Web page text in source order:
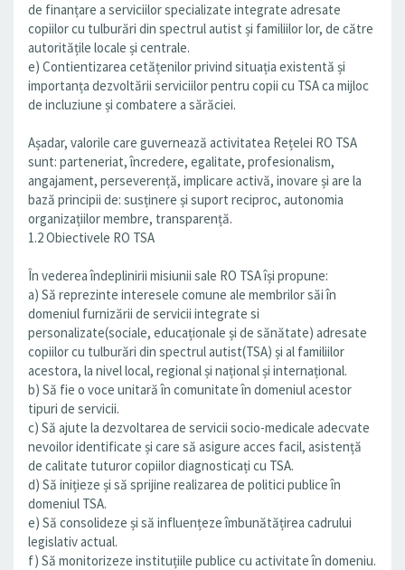
de finanțare a serviciilor specializate integrate adresate
copiilor cu tulburări din spectrul autist și familiilor lor, de către
autoritățile locale și centrale.
e) Contientizarea cetățenilor privind situația existentă și
importanța dezvoltării serviciilor pentru copii cu TSA ca mijloc
de incluziune și combatere a sărăciei.
Așadar, valorile care guvernează activitatea Rețelei RO TSA
sunt: parteneriat, încredere, egalitate, profesionalism,
angajament, perseverență, implicare activă, inovare și are la
bază principii de: susținere și suport reciproc, autonomia
organizațiilor membre, transparență.
1.2 Obiectivele RO TSA
În vederea îndeplinirii misiunii sale RO TSA își propune:
a) Să reprezinte interesele comune ale membrilor săi în
domeniul furnizării de servicii integrate si
personalizate(sociale, educaționale și de sănătate) adresate
copiilor cu tulburări din spectrul autist(TSA) și al familiilor
acestora, la nivel local, regional și național și internațional.
b) Să fie o voce unitară în comunitate în domeniul acestor
tipuri de servicii.
c) Să ajute la dezvoltarea de servicii socio-medicale adecvate
nevoilor identificate și care să asigure acces facil, asistență
de calitate tuturor copiilor diagnosticați cu TSA.
d) Să inițieze și să sprijine realizarea de politici publice în
domeniul TSA.
e) Să consolideze și să influențeze îmbunătățirea cadrului
legislativ actual.
f) Să monitorizeze instituțiile publice cu activitate în domeniu.